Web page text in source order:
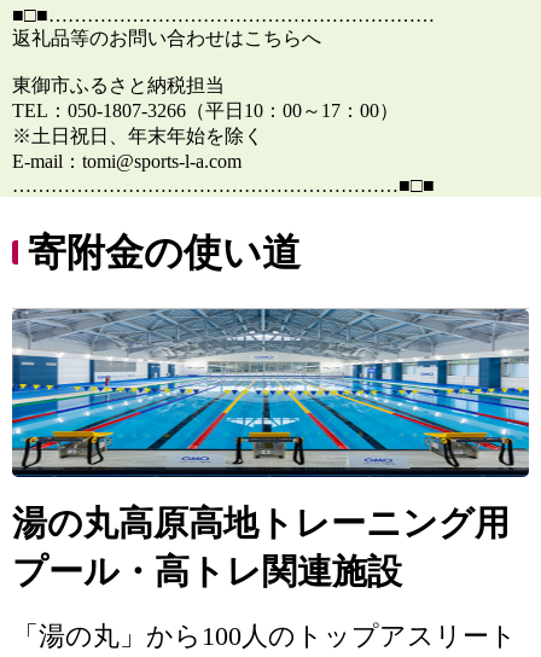
■□■……………………………………………………
返礼品等のお問い合わせはこちらへ
東御市ふるさと納税担当
TEL：050-1807-3266（平日10：00～17：00）
※土日祝日、年末年始を除く
E-mail：tomi@sports-l-a.com
……………………………………………………■□■
寄附金の使い道
湯の丸高原高地トレーニング用
プール・高トレ関連施設
「湯の丸」から100人のトップアスリート